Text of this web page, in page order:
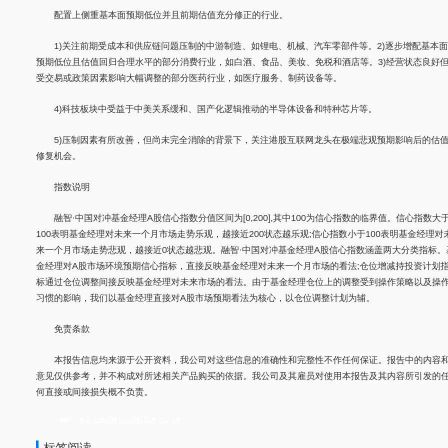
配置上侧重基本面预期低位并且前期估值充分修正的行业。
1)关注前期受成本和供应链问题压制的中游制造、如锂电、机械、汽车零部件等。2)逐步增配基本面
预期低位且估值回归合理水平的部分消费行业，如白酒、食品、美妆、免税和酒店等。3)经营状态良好但
受交易或政策因素影响大幅调整的部分医药行业，如医疗服务、制药设备等。
4)科技板块中受益于中美关系缓和、国产化逻辑推动的半导体设备和特种芯片等。
5)压制因素有所改善，但尚未完全消除的背景下，关注港股互联网龙头在极端悲观预期影响后的估值
修复机会。
指数说明
融智·中国对冲基金经理A股信心指数分值区间为[0,200],其中100为信心指数的临界值。信心指数大
100表明基金经理对未来一个月市场走势乐观，越接近200状态越乐观;信心指数小于100表明基金经理对
来一个月市场走势悲观，越接近0状态越悲观。融智·中国对冲基金经理A股信心指数涵盖两大分类指标。
金经理对A股市场环境预期信心指标，直接反映基金经理对未来一个月市场的看法;仓位增减持投资计划
标通过仓位调整间接反映基金经理对未来市场的看法。由于基金经理仓位上的调整受到操作策略以及操
习惯的影响，我们以基金经理直接对A股市场预期看法为核心，以仓位调整计划为辅。
免责条款
本报告信息均来源于公开资料，我公司对这些信息的准确性和完整性不作任何保证。报告中的内容
意见仅供参考，并不构成对所述相关产品购买的依据。我公司及其雇员对使用本报告及其内容所引发的
何直接或间接损失概不负责。